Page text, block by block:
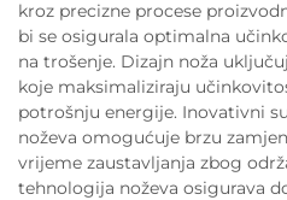
kroz precizne procese
bi se osigurala optimalna
na trošenje. Dizajn noža
koje maksimaliziraju
potrošnju energije. Inovativni
noževa omogućuje brzu
vrijeme zaustavljanja zbog
tehnologija noževa osigurava